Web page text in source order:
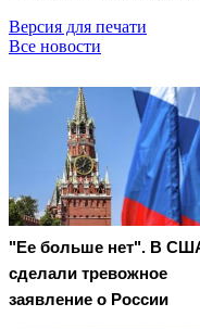
Версия для печати
Все новости
"Ее больше нет". В
сделали тревожное
заявление о России